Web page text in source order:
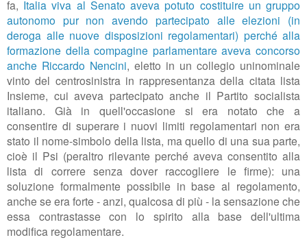
fa, Italia viva al Senato aveva potuto costituire un gruppo
autonomo pur non avendo partecipato alle elezioni (in
deroga alle nuove disposizioni regolamentari) perché alla
formazione della compagine parlamentare aveva concorso
anche Riccardo Nencini, eletto in un collegio uninominale
vinto del centrosinistra in rappresentanza della citata lista
Insieme, cui aveva partecipato anche il Partito socialista
italiano. Già in quell'occasione si era notato che a
consentire di superare i nuovi limiti regolamentari non era
stato il nome-simbolo della lista, ma quello di una sua parte,
cioè il Psi (peraltro rilevante perché aveva consentito alla
lista di correre senza dover raccogliere le firme): una
soluzione formalmente possibile in base al regolamento,
anche se era forte - anzi, qualcosa di più - la sensazione che
essa contrastasse con lo spirito alla base dell'ultima
modifica regolamentare.